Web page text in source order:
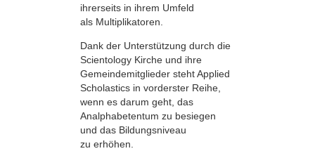
ihrerseits in ihrem Umfeld
als Multiplikatoren.
Dank der Unterstützung durch die
Scientology Kirche und ihre
Gemeindemitglieder steht Applied
Scholastics in vorderster Reihe,
wenn es darum geht, das
Analphabetentum zu besiegen
und das Bildungsniveau
zu erhöhen.